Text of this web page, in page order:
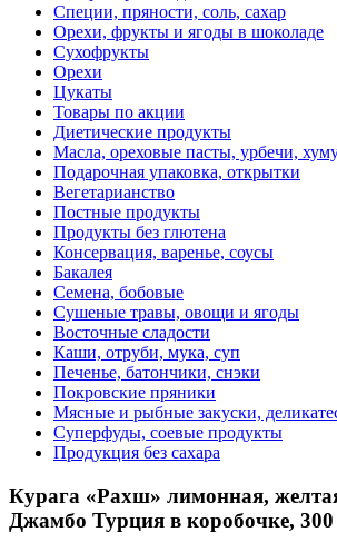
Специи, пряности, соль, сахар
Орехи, фрукты и ягоды в шоколаде
Сухофрукты
Орехи
Цукаты
Товары по акции
Диетические продукты
Масла, ореховые пасты, урбечи,
Подарочная упаковка, открытки
Вегетарианство
Постные продукты
Продукты без глютена
Консервация, варенье, соусы
Бакалея
Семена, бобовые
Сушеные травы, овощи и ягоды
Восточные сладости
Каши, отруби, мука, суп
Печенье, батончики, снэки
Покровские пряники
Мясные и рыбные закуски,
Суперфуды, соевые продукты
Продукция без сахара
Курага «Рахш» лимонная,
Джамбо Турция в коробочке, 300